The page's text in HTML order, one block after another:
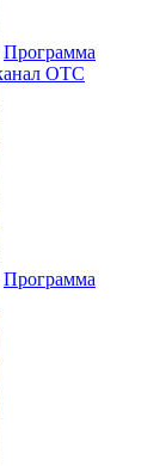
Программа
ОТС
Программа